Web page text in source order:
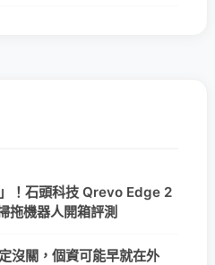
！石頭科技 Qrevo Edge 2
拖機器人開箱評測
沒關，個資可能早就在外